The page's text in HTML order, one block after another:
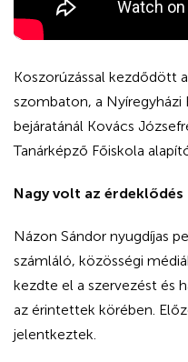
Koszorúzással kezdődött
szombaton, a
bejáratánál Kovács
Tanárképző Főiskola
Nagy volt az érdeklődés
Názon Sándor nyugdíjas
számláló, közösségi
kezdte el a szervezést és
az érintettek körében.
jelentkeztek.